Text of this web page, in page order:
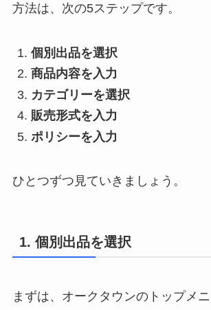
方法は、次の5ステップです。
個別出品を選択
商品内容を入力
カテゴリーを選択
販売形式を入力
ポリシーを入力
ひとつずつ見ていきましょう。
1. 個別出品を選択
まずは、オークタウンのトップメ